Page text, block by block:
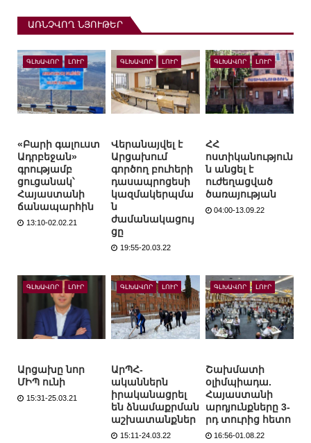
ԱՌՆՉՎՈՂ ՆՅՈՒԹԵՐ
ԳԼԽԱՎՈՐ ԼՈՒՐ
«Բարի գալուստ
Ադրբեջան»
գրությամբ
ցուցանակ՝
Հայաստանի
ճանապարհին
13:10-02.02.21
ԳԼԽԱՎՈՐ ԼՈՒՐ
Վերանայվել է
Արցախում
գործող բուհերի
դասապրոցեսի
կազմակերպմա
ն
ժամանակացույ
ցը
19:55-20.03.22
ԳԼԽԱՎՈՐ ԼՈՒՐ
ՀՀ
ոստիկանություն
ն անցել է
ուժեղացված
ծառայության
04:00-13.09.22
ԳԼԽԱՎՈՐ ԼՈՒՐ
Արցախը նոր
ՄԻՊ ունի
15:31-25.03.21
ԳԼԽԱՎՈՐ ԼՈՒՐ
ԱրՊՀ-
ականներն
իրականացրել
են ձնամաքրման
աշխատանքներ
15:11-24.03.22
ԳԼԽԱՎՈՐ ԼՈՒՐ
Շախմատի
օլիմպիադա.
Հայաստանի
արդյունքները 3-
րդ տուրից հետո
16:56-01.08.22